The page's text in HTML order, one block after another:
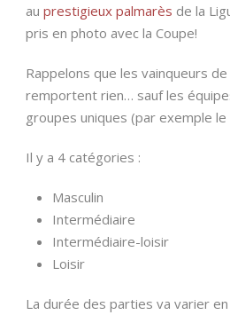
au prestigieux palmarès de la
pris en photo avec la Coupe!
Rappelons que les vainqueurs
remportent rien… sauf les
groupes uniques (par exemple le
Il y a 4 catégories :
Masculin
Intermédiaire
Intermédiaire-loisir
Loisir
La durée des parties va varier